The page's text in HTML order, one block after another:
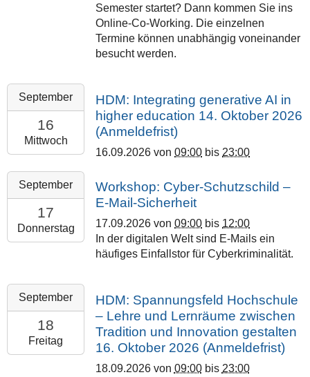
Semester startet? Dann kommen Sie ins
Online-Co-Working. Die einzelnen
Termine können unabhängig voneinander
besucht werden.
2026-
16T09:00:00+02:00
2026-
09-
16T23:00:00+02:00
Philipps-
Marburg
September
16
Mittwoch
HDM: Integrating generative AI in
higher education 14. Oktober 2026
(Anmeldefrist)
16.09.2026 von09:00 bis 23:00
2026-
17T09:00:00+02:00
2026-
09-
17T12:00:00+02:00
Raum
Hochschulrechenzentrum
(HRZ),
Heinrich‑Buff‑Ring
September
17
Donnerstag
Workshop: Cyber-Schutzschild –
E-Mail-Sicherheit
17.09.2026 von09:00 bis 12:00
In der digitalen Welt sind E-Mails ein
häufiges Einfallstor für Cyberkriminalität.
2026-
18T09:00:00+02:00
2026-
09-
18T23:00:00+02:00
September
18
Freitag
HDM: Spannungsfeld Hochschule
– Lehre und Lernräume zwischen
Tradition und Innovation gestalten
16. Oktober 2026 (Anmeldefrist)
18.09.2026von 09:00bis 23:00